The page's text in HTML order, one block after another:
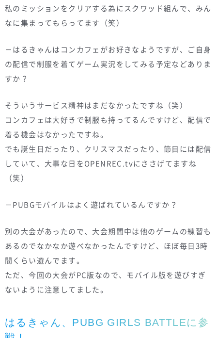
私のミッションをクリアする為にスクワッド組んで、みん
なに集まってもらってます（笑）
－はるきゃんはコンカフェがお好きなようですが、ご自身
の配信で制服を着てゲーム実況をしてみる予定などありま
すか？
そういうサービス精神はまだなかったですね（笑）
コンカフェは大好きで制服も持ってるんですけど、配信で
着る機会はなかったですね。
でも誕生日だったり、クリスマスだったり、節目には配信
していて、大事な日をOPENREC.tvにささげてますね
（笑）
－PUBGモバイルはよく遊ばれているんですか？
別の大会があったので、大会期間中は他のゲームの練習も
あるのでなかなか遊べなかったんですけど、ほぼ毎日3時
間くらい遊んでます。
ただ、今回の大会がPC版なので、モバイル版を遊びすぎ
ないように注意してました。
はるきゃん、PUBG GIRLS BATTLEに参